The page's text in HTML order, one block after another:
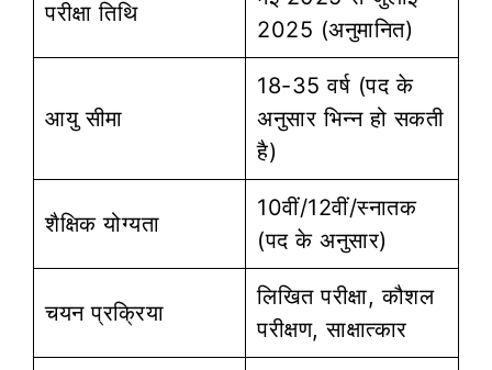
परीक्षा तिथि
2025 (अनुमानित)
आयु सीमा
18-35 वर्ष (पद के
अनुसार भिन्न हो सकती
है)
शैक्षिक योग्यता
10वीं/12वीं/स्नातक
(पद के अनुसार)
चयन प्रक्रिया
लिखित परीक्षा, कौशल
परीक्षण, साक्षात्कार